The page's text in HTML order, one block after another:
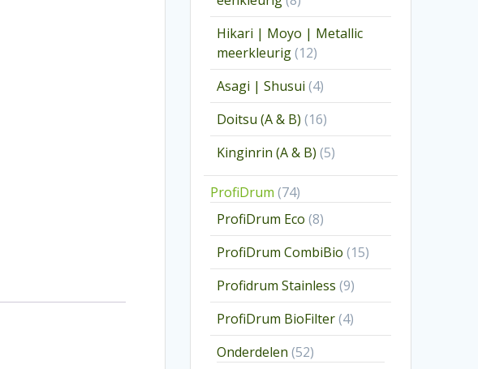
producten
Hikari | Moyo | Metallic
meerkleurig 1212
producten
Asagi | Shusui 44
producten
Doitsu (A & B) 1616
producten
Kinginrin (A & B) 55
producten
ProfiDrum 7474
producten
ProfiDrum Eco 88
producten
ProfiDrum CombiBio 1515
producten
Profidrum Stainless 99
producten
ProfiDrum BioFilter 44
producten
Onderdelen 5252